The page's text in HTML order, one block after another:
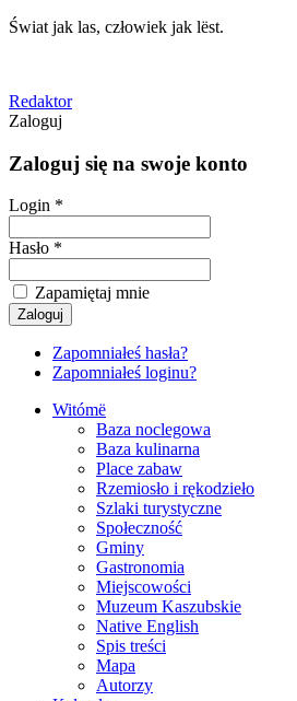
Świat jak las, człowiek jak lëst.
Redaktor
Zaloguj
Zaloguj się na swoje konto
Login *
Hasło *
Zapamiętaj mnie
Zapomniałeś hasła?
Zapomniałeś loginu?
Witómë
Baza noclegowa
Baza kulinarna
Place zabaw
Rzemiosło i rękodzieło
Szlaki turystyczne
Społeczność
Gminy
Gastronomia
Miejscowości
Muzeum Kaszubskie
Native English
Spis treści
Mapa
Autorzy